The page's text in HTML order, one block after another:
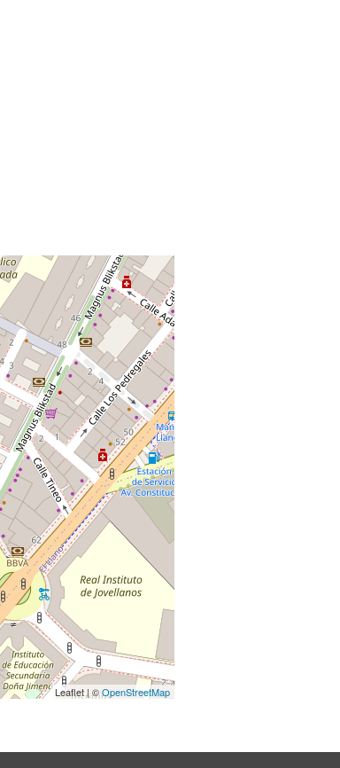
Leaflet | ©OpenStreetMap